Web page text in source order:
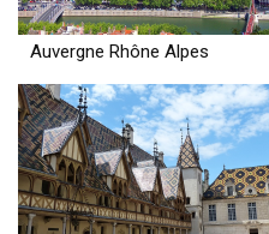
Auvergne Rhône Alpes